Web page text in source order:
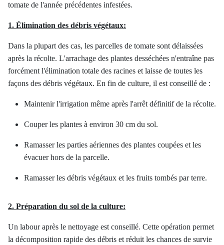
tomate de l'année précédentes infestées.
1. Élimination des débris végétaux:
Dans la plupart des cas, les parcelles de tomate sont délaissées
après la récolte. L'arrachage des plantes desséchées n'entraîne pas
forcément l'élimination totale des racines et laisse de toutes les
façons des débris végétaux. En fin de culture, il est conseillé de :
Maintenir l'irrigation même après l'arrêt définitif de la récolte.
Couper les plantes à environ 30 cm du sol.
Ramasser les parties aériennes des plantes coupées et les
évacuer hors de la parcelle.
Ramasser les débris végétaux et les fruits tombés par terre.
2. Préparation du sol de la culture:
Un labour après le nettoyage est conseillé. Cette opération permet
la décomposition rapide des débris et réduit les chances de survie